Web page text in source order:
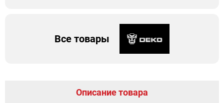
Все товары
Описание товара